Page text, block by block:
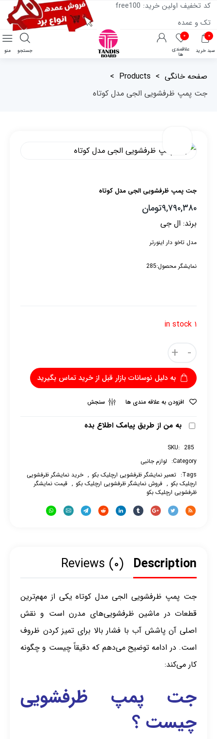
کد تخفیف اولین خرید: free100
تک و عمده
۰
سبد خرید
۰
علاقمندی
ها
منو جستجو
صفحه خانگی >
Products
>
جت پمپ ظرفشویی الجی مدل کوتاه
جت پمپ ظرفشویی الجی مدل کوتاه
تومان۹,۷۹۰,۳۸۰
برند: ال جی
مدل تاخو دار اینورتر
نمایشگر محصول:285
۱ in stock
-
+
به دلیل نوسانات بازار قبل از خرید تماس بگیرید
افزودن به علاقه مندی ها سنجش
به من از طریق پیامک اطلاع بده
SKU: 285
Category:
لوازم جانبی
Tags:
تعمیر نمایشگر ظرفشویی ارچلیک بکو , خرید نمایشگر ظرفشویی
ارچلیک بکو , فروش نمایشگر ظرفشویی ارچلیک بکو , قیمت نمایشگر
ظرفشویی ارچلیک بکو
Description Reviews (۰)
جت پمپ ظرفشویی الجی مدل کوتاه یکی از مهم‌ترین
قطعات در ماشین ظرفشویی‌های مدرن است و نقش
اصلی آن پاشش آب با فشار بالا برای تمیز کردن ظروف
است. در ادامه توضیح می‌دهم که دقیقاً چیست و چگونه
کار می‌کند:
جت پمپ ظرفشویی
چیست ؟